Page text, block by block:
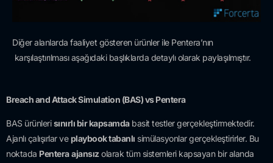
Diğer alanlarda faaliyet gösteren ürünler ile Pentera’nın
karşılaştırılması aşağıdaki başlıklarda detaylı olarak paylaşılmıştır.
Breach and Attack Simulation (BAS) vs Pentera
BAS ürünlerisınırlı bir kapsamdabasit testler gerçekleştirmektedir.
Ajanlı çalışırlar ve playbook tabanlı simülasyonlar gerçekleştirirler. Bu
noktada Pentera ajansızolarak tüm sistemleri kapsayan bir alanda